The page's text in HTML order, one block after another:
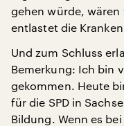
gehen würde,
entlastet die
Und zum Schluss
Bemerkung: Ich bin
gekommen. Heute
für die SPD in
Bildung. Wenn es